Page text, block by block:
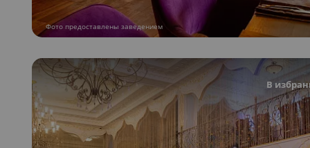
Фото предоставлены заведением
В